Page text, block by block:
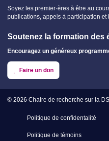
Soyez les premier·ères à être au
publications, appels à participation et
Soutenez la formation des
Encouragez un généreux
Faire un don
© 2026 Chaire de recherche sur la
Politique de confidentalité
Politique de témoins